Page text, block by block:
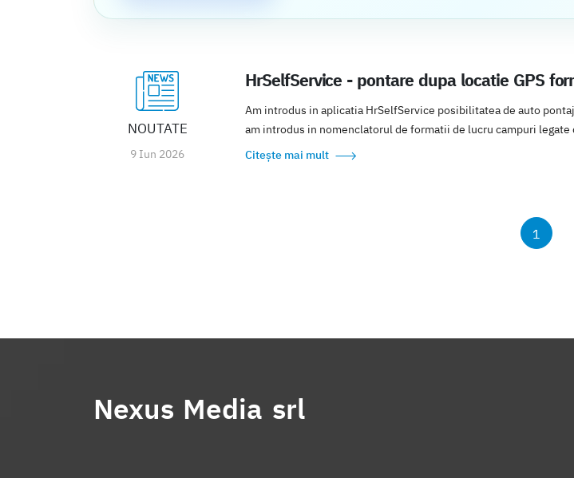
NOUTATE
9 Iun 2026
HrSelfService - pontare dupa locatie GPS
Am introdus in aplicatia HrSelfService posibilitatea de auto
am introdus in nomenclatorul de formatii de lucru campuri legate
Citește mai mult
1
Nexus Media srl